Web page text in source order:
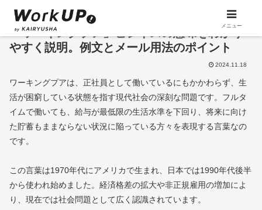
「ワーキングプア」ビジネスの意味をわかり
やすく説明。例文とメール用法のポイント
2024.11.18
ワーキングプアは、正社員として働いているにもかかわらず、生
活が困窮している状態を指す現代社会の深刻な問題です。フルタ
イムで働いても、給与が最低限の生活水準を下回り、将来に向け
た貯蓄もままならない状況に陥っている方々を表現する言葉なの
です。
この言葉は1970年代にアメリカで生まれ、日本では1990年代後半
から使われ始めました。経済格差の拡大や非正規雇用の増加によ
り、現在では社会問題として広く認識されています。
メニュー